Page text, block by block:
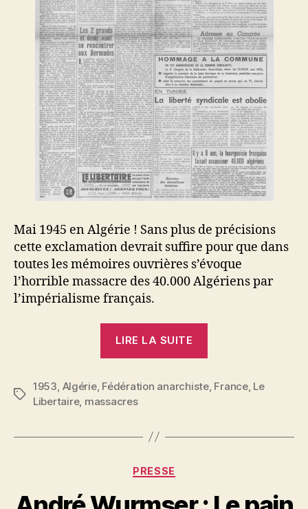
Mai 1945 en Algérie ! Sans plus de précisions
cette exclamation devrait suffire pour que dans
toutes les mémoires ouvrières s’évoque
l’horrible massacre des 40.000 Algériens par
l’impérialisme français.
LIRE LA SUITE
8
bourgeoisie
assassiner
Étiquettes
1953 Algérie, Fédération anarchiste, France, Le
Libertaire, massacres
Catégories
PRESSE